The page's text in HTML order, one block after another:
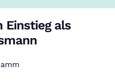
Einstieg als